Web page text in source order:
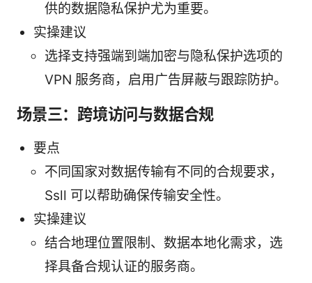
供的数据隐私保护尤为重要。
实操建议
选择支持强端到端加密与隐私保护选项的
VPN 服务商，启用广告屏蔽与跟踪防护。
场景三：跨境访问与数据合规
要点
不同国家对数据传输有不同的合规要求，
Ssll 可以帮助确保传输安全性。
实操建议
结合地理位置限制、数据本地化需求，选
择具备合规认证的服务商。